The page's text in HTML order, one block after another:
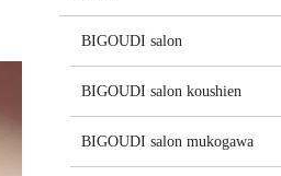
BIGOUDI salon
BIGOUDI salon koushien
BIGOUDI salon mukogawa